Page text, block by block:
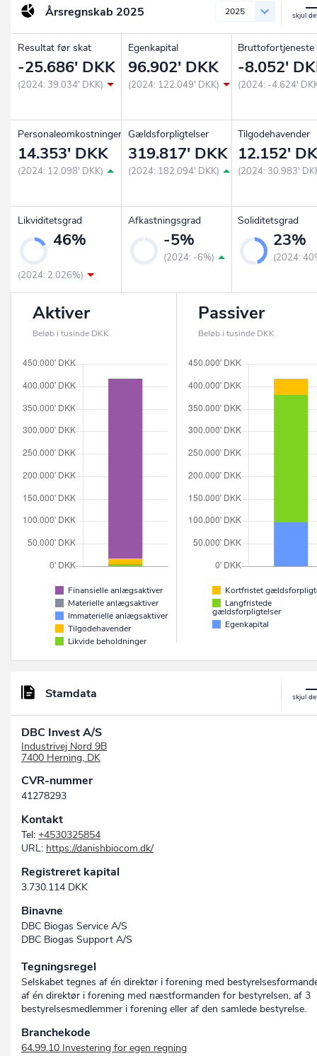
Årsregnskab 2025 2025
Resultat før skat
-25.686' DKK
(2024: 39.034' DKK)
Egenkapital
96.902' DKK
(2024: 122.049' DKK)
Bruttofortjeneste
-8.052'
(2024: -4.624'
Personaleomkostninger
14.353' DKK
(2024: 12.098' DKK)
Gældsforpligtelser
319.817' DKK
(2024: 182.094' DKK)
Tilgodehavender
12.152'
(2024: 30.983'
Likviditetsgrad
46%
(2024: 2.026%)
Afkastningsgrad
-5%
(2024: -6%)
Soliditetsgrad
23%
(2024:
Aktiver
Beløb i tusinde DKK
Finansielle anlægsaktiver
Materielle anlægsaktiver
Immaterielle anlægsaktiver
Tilgodehavender
Likvide beholdninger
Passiver
Beløb i tusinde DKK
Kortfristet
Langfristede
gældsforpligtelser
Egenkapital
Stamdata
DBC Invest A/S
Industrivej Nord 9B
7400 Herning, DK
CVR-nummer
41278293
Kontakt
Tel: +4530325854
URL: https://danishbiocom.dk/
Registreret kapital
3.730.114 DKK
Binavne
DBC Biogas Service A/S
DBC Biogas Support A/S
Tegningsregel
Selskabet tegnes af én direktør i forening med
af én direktør i forening med næstformanden for bestyrelsen, af 3
bestyrelsesmedlemmer i forening eller af den samlede bestyrelse.
Branchekode
64.99.10 Investering for egen regning